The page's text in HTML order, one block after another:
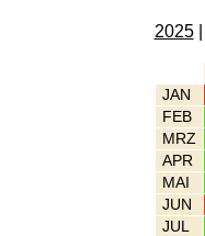
2025|
JAN
FEB
MRZ
APR
MAI
JUN
JUL